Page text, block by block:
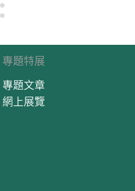
專題特展
專題文章
網上展覽